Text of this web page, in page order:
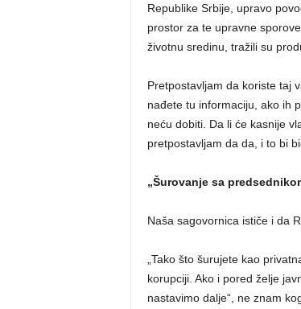
Republike Srbije, upravo
prostor za te upravne
životnu sredinu, tražili su
Pretpostavljam da koriste taj
nađete tu informaciju, ako ih
neću dobiti. Da li će kasnije
pretpostavljam da da, i to bi
„Šurovanje sa
Naša sagovornica ističe i da
„Tako što šurujete kao
korupciji. Ako i pored želje
nastavimo dalje“, ne znam